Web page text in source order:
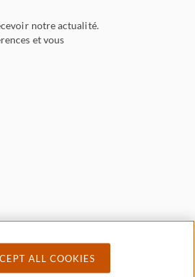
notre actualité.
et vous
Attorney advertising
ALL COOKIES